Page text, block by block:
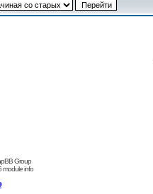
Group
module info